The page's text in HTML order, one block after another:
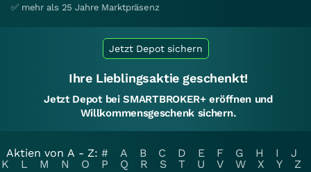
✅ mehr als 25 Jahre Marktpräsenz
Jetzt Depot sichern
Ihre Lieblingsaktie geschenkt!
Jetzt Depot bei SMARTBROKER+ eröffnen und
Willkommensgeschenk sichern.
Aktien von A - Z: # A B C D E F G H I
J
K
L M N O P Q R S T U V W X Y
Z